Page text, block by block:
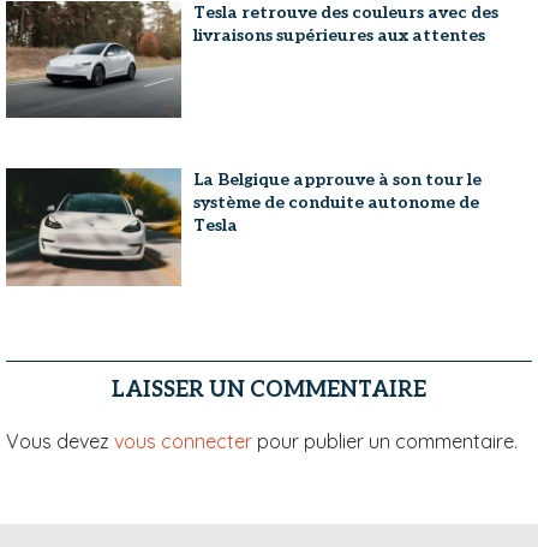
Tesla retrouve des couleurs avec des
livraisons supérieures aux attentes
La Belgique approuve à son tour le
système de conduite autonome de
Tesla
LAISSER UN COMMENTAIRE
Vous devez vous connecter pour publier un commentaire.